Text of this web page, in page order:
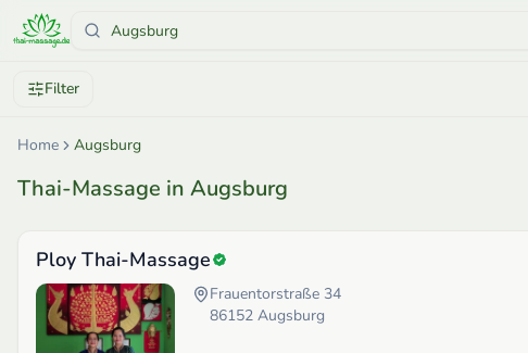
Filter
Home Augsburg
Thai-Massage in Augsburg
Ploy Thai-Massage
Frauentorstraße 34
86152 Augsburg